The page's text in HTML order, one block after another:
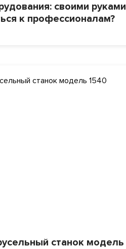
своими руками
к профессионалам?
станок модель